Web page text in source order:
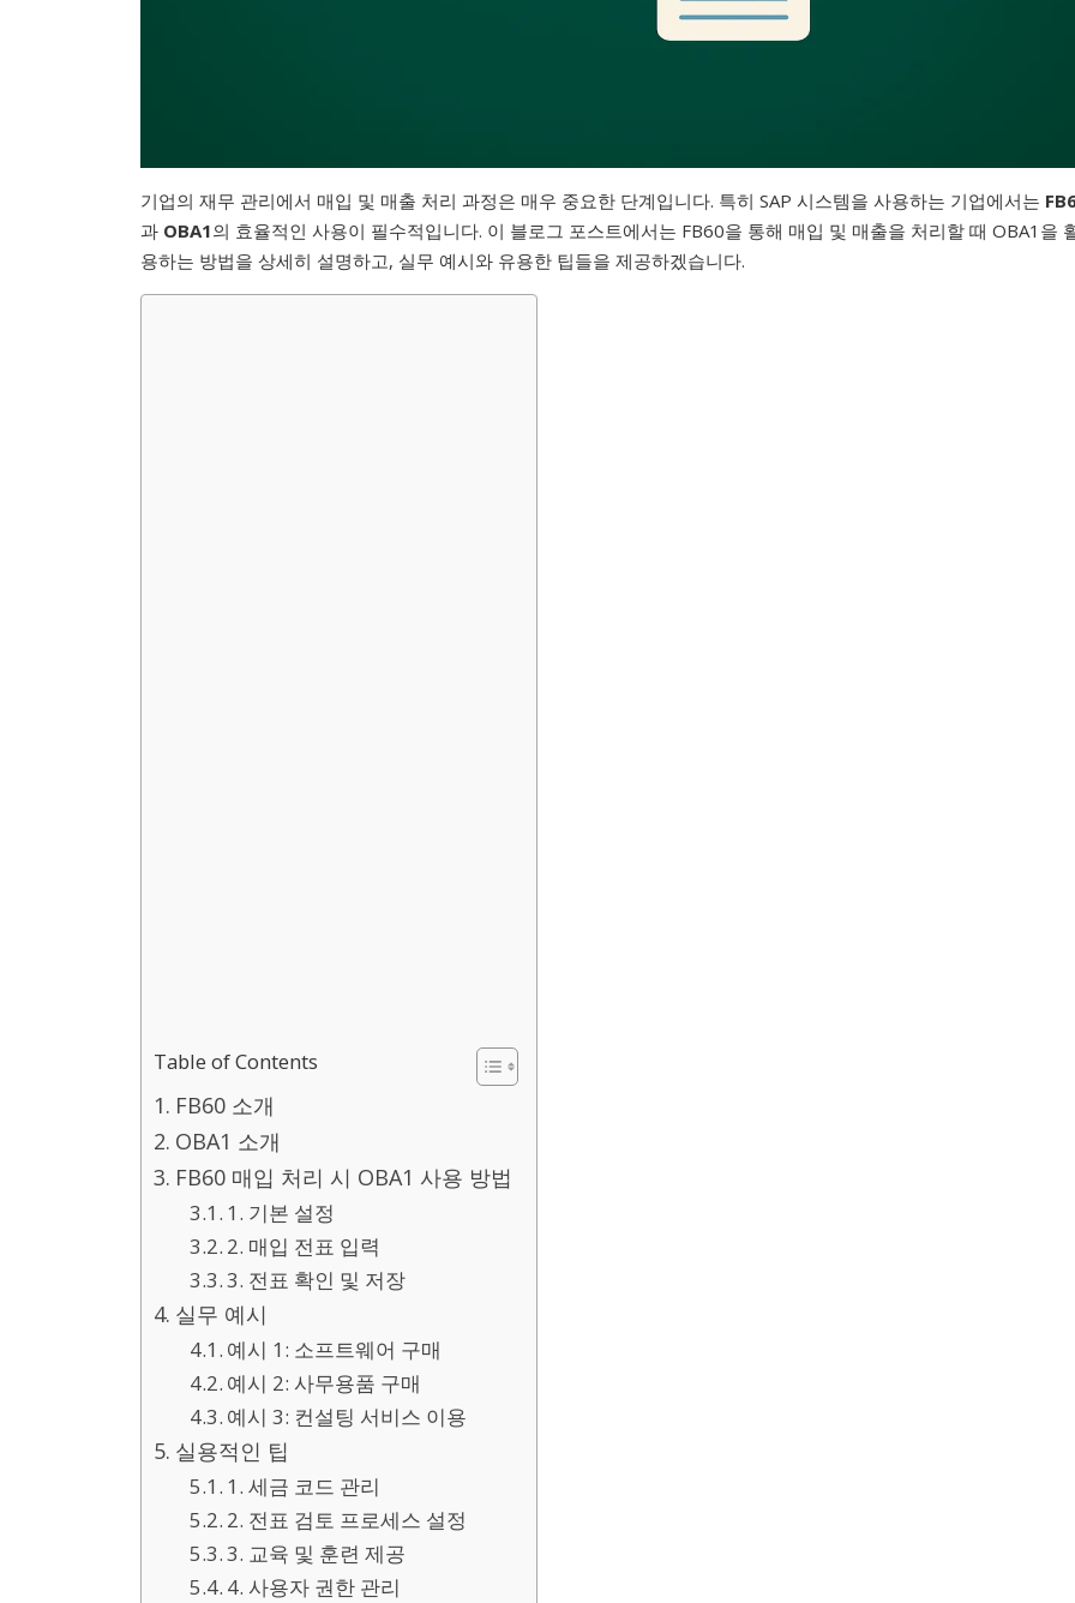
기업의 재무 관리에서 매입 및 매출 처리 과정은 매우 중요한 단계입니다. 특히 SAP 시스템을 사용하는 기업에서는
과 OBA1의 효율적인 사용이 필수적입니다. 이 블로그 포스트에서는 FB60을 통해 매입 및 매출을 처리할 때 OBA1을
용하는 방법을 상세히 설명하고, 실무 예시와 유용한 팁들을 제공하겠습니다.
Table of Contents
FB60 소개
OBA1 소개
FB60 매입 처리 시 OBA1 사용 방법
1. 기본 설정
2. 매입 전표 입력
3. 전표 확인 및 저장
실무 예시
예시 1: 소프트웨어 구매
예시 2: 사무용품 구매
예시 3: 컨설팅 서비스 이용
실용적인 팁
1. 세금 코드 관리
2. 전표 검토 프로세스 설정
3. 교육 및 훈련 제공
4. 사용자 권한 관리